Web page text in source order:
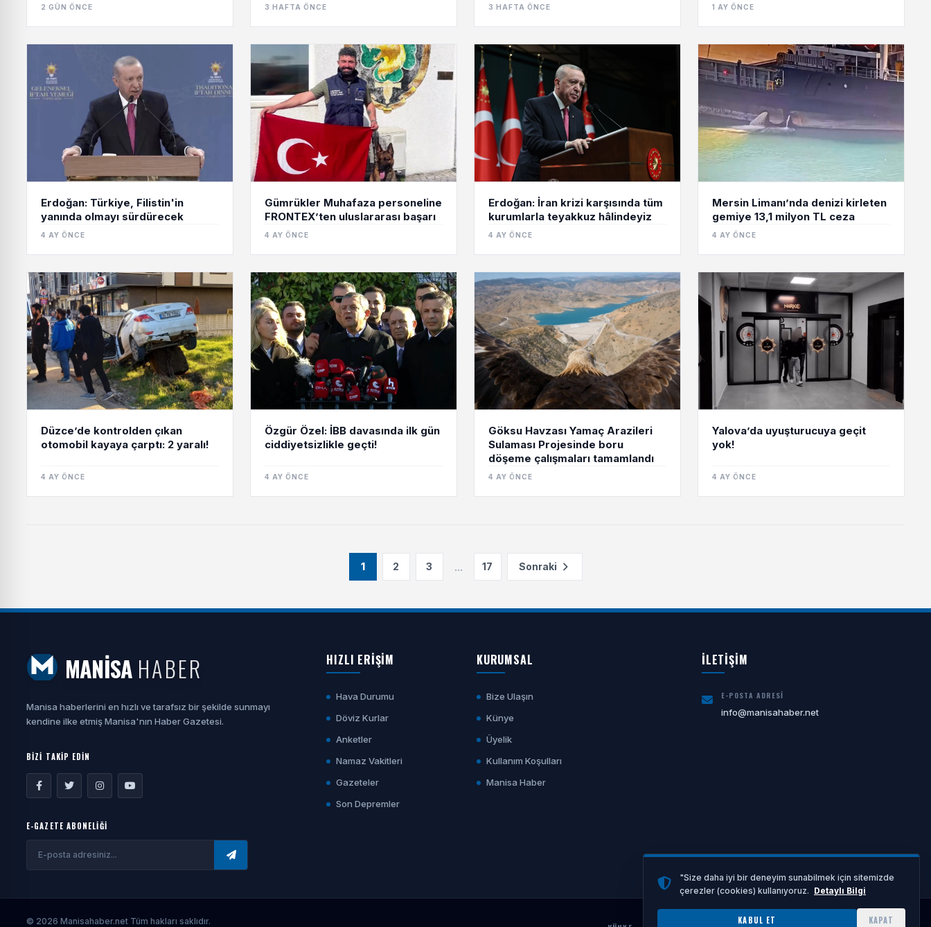
2 GÜN ÖNCE 3 HAFTA ÖNCE 3 HAFTA ÖNCE 1 AY ÖNCE
Erdoğan: Türkiye, Filistin'in
yanında olmayı sürdürecek
4 AY ÖNCE
Gümrükler Muhafaza personeline
FRONTEX’ten uluslararası başarı
4 AY ÖNCE
Erdoğan: İran krizi karşısında tüm
kurumlarla teyakkuz hâlindeyiz
4 AY ÖNCE
Mersin Limanı’nda denizi kirleten
gemiye 13,1 milyon TL ceza
4 AY ÖNCE
Düzce’de kontrolden çıkan
otomobil kayaya çarptı: 2 yaralı!
4 AY ÖNCE
Özgür Özel: İBB davasında ilk gün
ciddiyetsizlikle geçti!
4 AY ÖNCE
Göksu Havzası Yamaç Arazileri
Sulaması Projesinde boru
döşeme çalışmaları tamamlandı
4 AY ÖNCE
Yalova’da uyuşturucuya geçit
yok!
4 AY ÖNCE
1 2 3 ... 17 Sonraki
MANİSA HABER
Manisa haberlerini en hızlı ve tarafsız bir şekilde sunmayı
kendine ilke etmiş Manisa'nın Haber Gazetesi.
BİZİ TAKİP EDİN
E-GAZETE ABONELİĞİ
HIZLI ERİŞİM
Hava Durumu
Döviz Kurlar
Anketler
Namaz Vakitleri
Gazeteler
Son Depremler
KURUMSAL
Bize Ulaşın
Künye
Üyelik
Kullanım Koşulları
Manisa Haber
İLETİŞİM
E-POSTA ADRESI
info@manisahaber.net
© 2026 Manisahaber.net Tüm hakları saklıdır.
"Size daha iyi bir deneyim sunabilmek için sitemizde
çerezler (cookies) kullanıyoruz. Detaylı Bilgi
KABUL ET KAPAT